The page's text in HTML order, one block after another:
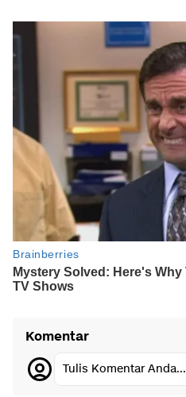
Komentar
Tulis Komentar Anda...